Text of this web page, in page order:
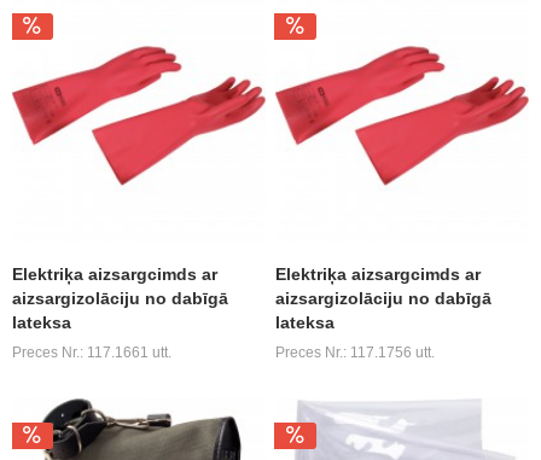
Elektriķa aizsargcimds ar
aizsargizolāciju no dabīgā
lateksa
Preces Nr.: 117.1661 utt.
Elektriķa aizsargcimds ar
aizsargizolāciju no dabīgā
lateksa
Preces Nr.: 117.1756 utt.